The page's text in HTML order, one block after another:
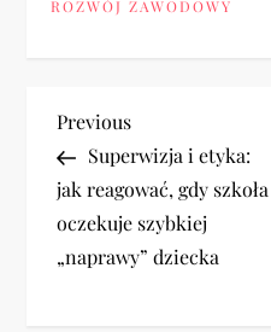
ROZWÓJ ZAWODOWY
N
a
w
Previous
Post
Previous
Superwizja i etyka:
jak reagować, gdy szkoła
oczekuje szybkiej
„naprawy” dziecka